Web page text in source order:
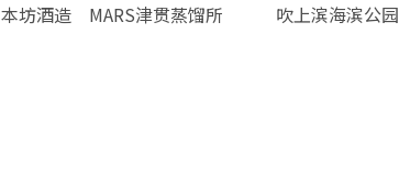
本坊酒造 MARS津贯蒸馏所 吹上滨海滨公园